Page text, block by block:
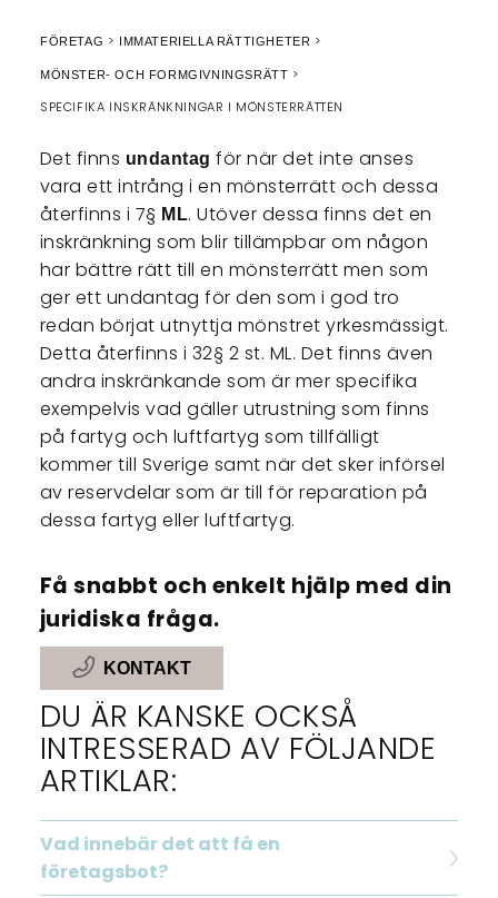
FÖRETAG IMMATERIELLA RÄTTIGHETER
MÖNSTER- OCH FORMGIVNINGSRÄTT
SPECIFIKA INSKRÄNKNINGAR I MÖNSTERRÄTTEN
Det finns undantag för när det inte anses
vara ett intrång i en mönsterrätt och dessa
återfinns i 7§ ML. Utöver dessa finns det en
inskränkning som blir tillämpbar om någon
har bättre rätt till en mönsterrätt men som
ger ett undantag för den som i god tro
redan börjat utnyttja mönstret yrkesmässigt.
Detta återfinns i 32§ 2 st. ML. Det finns även
andra inskränkande som är mer specifika
exempelvis vad gäller utrustning som finns
på fartyg och luftfartyg som tillfälligt
kommer till Sverige samt när det sker införsel
av reservdelar som är till för reparation på
dessa fartyg eller luftfartyg.
Få snabbt och enkelt hjälp med din
juridiska fråga.
KONTAKT
DU ÄR KANSKE OCKSÅ
INTRESSERAD AV FÖLJANDE
ARTIKLAR:
Vad innebär det att få en
företagsbot?